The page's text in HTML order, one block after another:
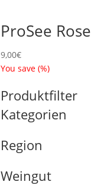
ProSee Rose
9,00€
You save(%)
Produktfilter
Kategorien
Region
Weingut